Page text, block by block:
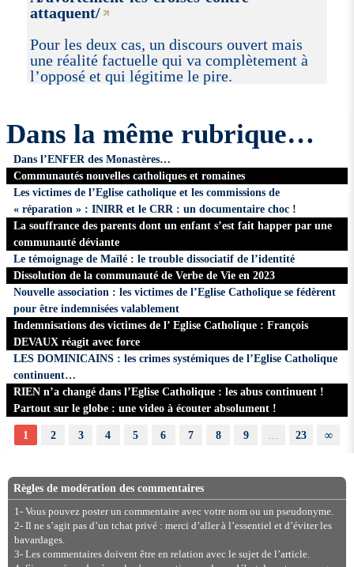
attaquent/
Pour les deux cas, un discours ouvert mais
une réalité factuelle qui va complètement à
l’opposé et qui légitime le pire.
Dans la même rubrique…
Dans l’ENFER des Monastères…
Communautés nouvelles catholiques et romaines
Les victimes de l’Eglise catholique et les commissions de
« réparation » : INIRR et le CRR : un documentaire choc !
La souffrance des parents dont un enfant s’est fait happer par une
communauté déviante
Le témoignage de Maïlé : le trouble dissociatif de l’identité
Dissolution de la communauté de Verbe de Vie en 2023
Nouvelle association : les victimes de l’Eglise Catholique se fédèrent
pour être indemnisées valablement
Indemnisations des victimes de l’ Eglise Catholique : François
DEVAUX réagit avec force
LES DOMINICAINS : les crimes systémiques de l’Eglise Catholique
continuent…
RIEN n’a changé dans l’Eglise Catholique : les abus continuent !
Partout sur le globe : une video à écouter absolument !
1 2 3 4 5 6 7 8 9 23 ∞
Règles de modération des commentaires
1- Vous pouvez poster un commentaire avec votre nom ou un pseudonyme.
2- Il ne s’agit pas d’un tchat privé : merci d’aller à l’essentiel et d’éviter les
bavardages.
3- Les commentaires doivent être en relation avec le sujet de l’article.